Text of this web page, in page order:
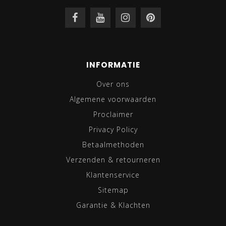
INFORMATIE
Over ons
Algemene voorwaarden
Proclaimer
Privacy Policy
Betaalmethoden
Verzenden & retourneren
Klantenservice
Sitemap
Garantie & Klachten